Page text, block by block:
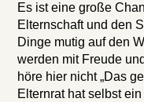
Es ist eine große
Elternschaft und den
Dinge mutig auf den
werden mit Freude
höre hier nicht „Das
Elternrat hat selbst